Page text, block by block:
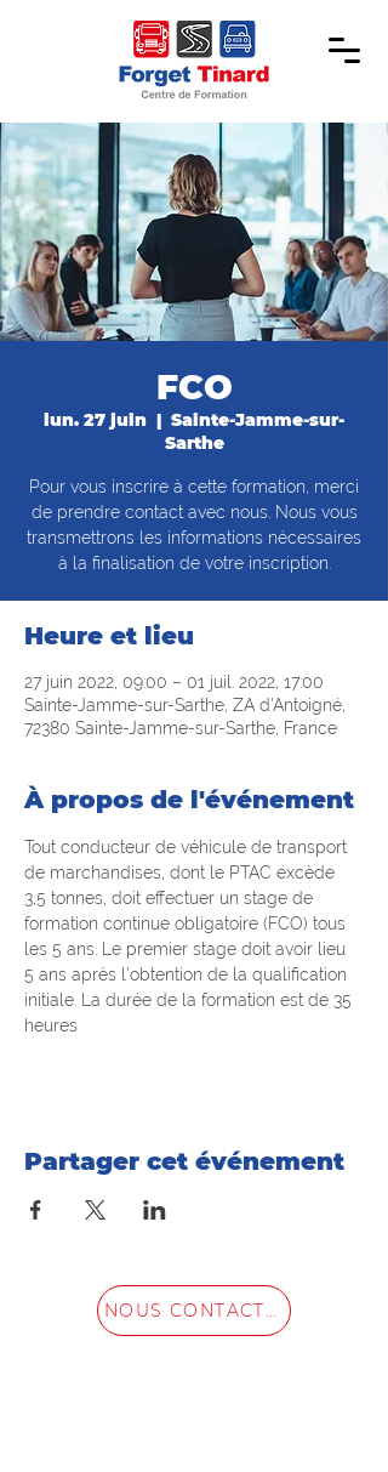
FCO
lun. 27 juin
  |
Sainte-Jamme-sur-
Sarthe
Pour vous inscrire à cette formation, merci
de prendre contact avec nous. Nous vous
transmettrons les informations nécessaires
à la finalisation de votre inscription.
Heure et lieu
27 juin 2022, 09:00 – 01 juil. 2022, 17:00
Sainte-Jamme-sur-Sarthe, ZA d'Antoigné,
72380 Sainte-Jamme-sur-Sarthe, France
À propos de l'événement
Tout conducteur de véhicule de transport
de marchandises, dont le PTAC excède
3,5 tonnes, doit effectuer un stage de
formation continue obligatoire (FCO) tous
les 5 ans. Le premier stage doit avoir lieu
5 ans après l'obtention de la qualification
initiale. La durée de la formation est de 35
heures
Partager cet événement
NOUS CONTACTER